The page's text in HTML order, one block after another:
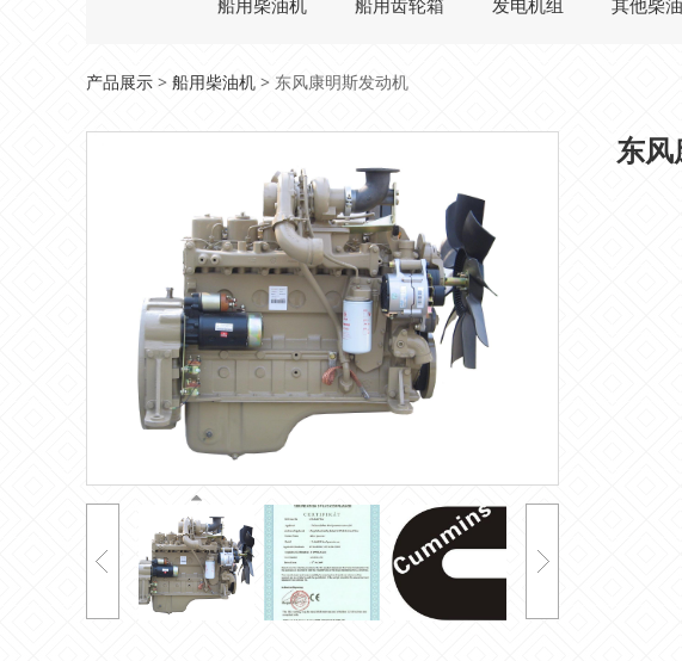
东风康明斯发动机
产品展示 > 船用柴油机 > 东风康明斯发动机
东